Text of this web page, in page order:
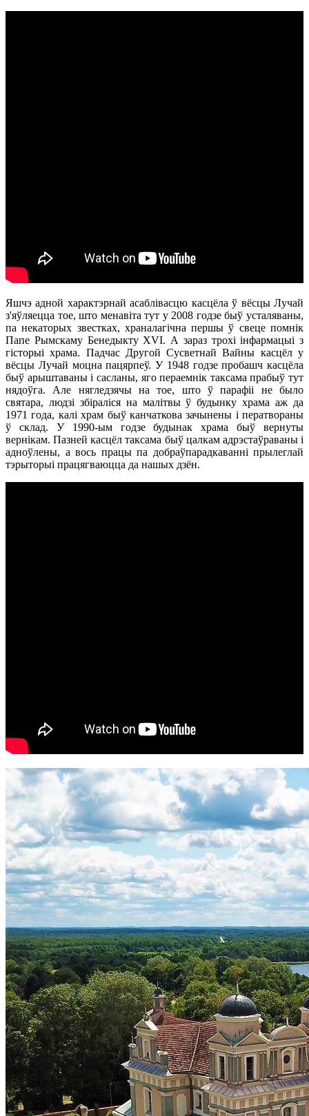
Яшчэ адной характэрнай асаблівасцю касцёла ў вёсцы Лучай
з'яўляецца тое, што менавіта тут у 2008 годзе быў усталяваны,
па некаторых звестках, храналагічна першы ў свеце помнік
Папе Рымскаму Бенедыкту XVI. А зараз трохі інфармацыі з
гісторыі храма. Падчас Другой Сусветнай Вайны касцёл у
вёсцы Лучай моцна пацярпеў. У 1948 годзе пробашч касцёла
быў арыштаваны і сасланы, яго пераемнік таксама прабыў тут
нядоўга. Але нягледзячы на тое, што ў парафіі не было
святара, людзі збіраліся на малітвы ў будынку храма аж да
1971 года, калі храм быў канчаткова зачынены і ператвораны
ў склад. У 1990-ым годзе будынак храма быў вернуты
вернікам. Пазней касцёл таксама быў цалкам адрэстаўраваны і
адноўлены, а вось працы па добраўпарадкаванні прылеглай
тэрыторыі працягваюцца да нашых дзён.